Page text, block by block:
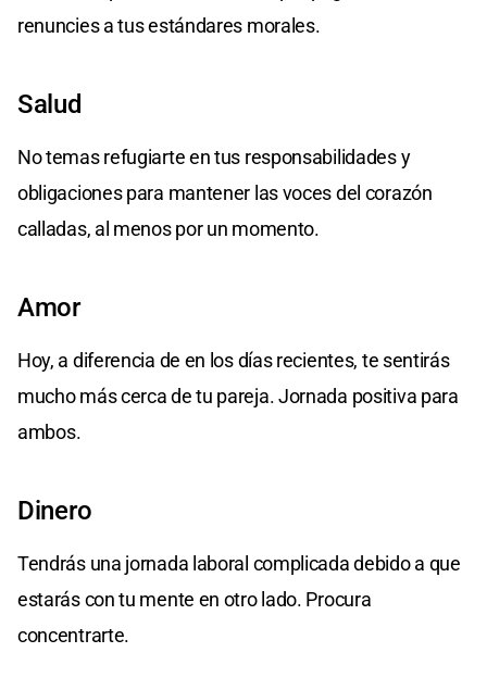
renuncies a tus estándares morales.
Salud
No temas refugiarte en tus responsabilidades y
obligaciones para mantener las voces del corazón
calladas, al menos por un momento.
Amor
Hoy, a diferencia de en los días recientes, te sentirás
mucho más cerca de tu pareja. Jornada positiva para
ambos.
Dinero
Tendrás una jornada laboral complicada debido a que
estarás con tu mente en otro lado. Procura
concentrarte.